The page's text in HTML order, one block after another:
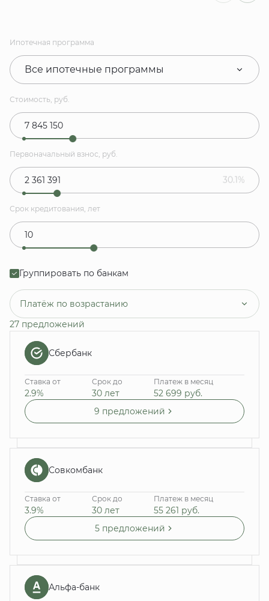
Ипотечная программа
Все ипотечные программы
Стоимость, руб.
Первоначальный взнос, руб.
30.1%
Срок кредитования, лет
Группировать по банкам
Платёж по возрастанию
27 предложений
Сбербанк
Ставка от
2.9%
Срок до
30 лет
Платеж в месяц
52 699 руб.
9 предложений
Совкомбанк
Ставка от
3.9%
Срок до
30 лет
Платеж в месяц
55 261 руб.
5 предложений
Альфа-банк